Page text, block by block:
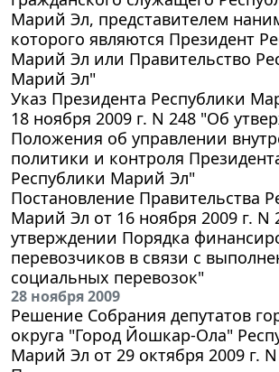
Марий Эл, представителем
которого являются Президент
Марий Эл или Правительство
Марий Эл"
Указ Президента Республики
18 ноября 2009 г. N 248 "Об
Положения об управлении
политики и контроля
Республики Марий Эл"
Постановление Правительства
Марий Эл от 16 ноября 2009 г. N
утверждении Порядка
перевозчиков в связи с
социальных перевозок"
28 ноября 2009
Решение Собрания депутатов
округа "Город Йошкар-Ола"
Марий Эл от 29 октября 2009 г.